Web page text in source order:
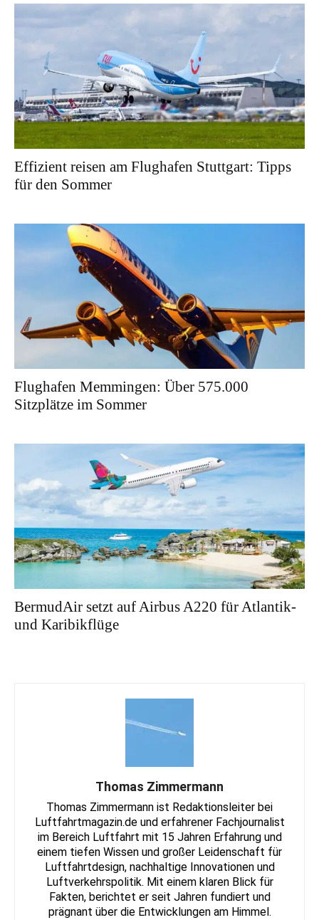
Effizient reisen am Flughafen Stuttgart: Tipps
für den Sommer
Flughafen Memmingen: Über 575.000
Sitzplätze im Sommer
BermudAir setzt auf Airbus A220 für Atlantik-
und Karibikflüge
Thomas Zimmermann
Thomas Zimmermann ist Redaktionsleiter bei
Luftfahrtmagazin.de und erfahrener Fachjournalist
im Bereich Luftfahrt mit 15 Jahren Erfahrung und
einem tiefen Wissen und großer Leidenschaft für
Luftfahrtdesign, nachhaltige Innovationen und
Luftverkehrspolitik. Mit einem klaren Blick für
Fakten, berichtet er seit Jahren fundiert und
prägnant über die Entwicklungen am Himmel.